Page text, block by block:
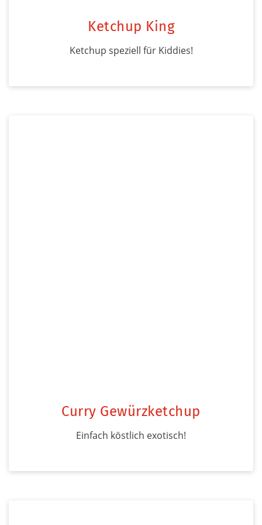
Ketchup King
Ketchup speziell für Kiddies!
Curry Gewürzketchup
Einfach köstlich exotisch!